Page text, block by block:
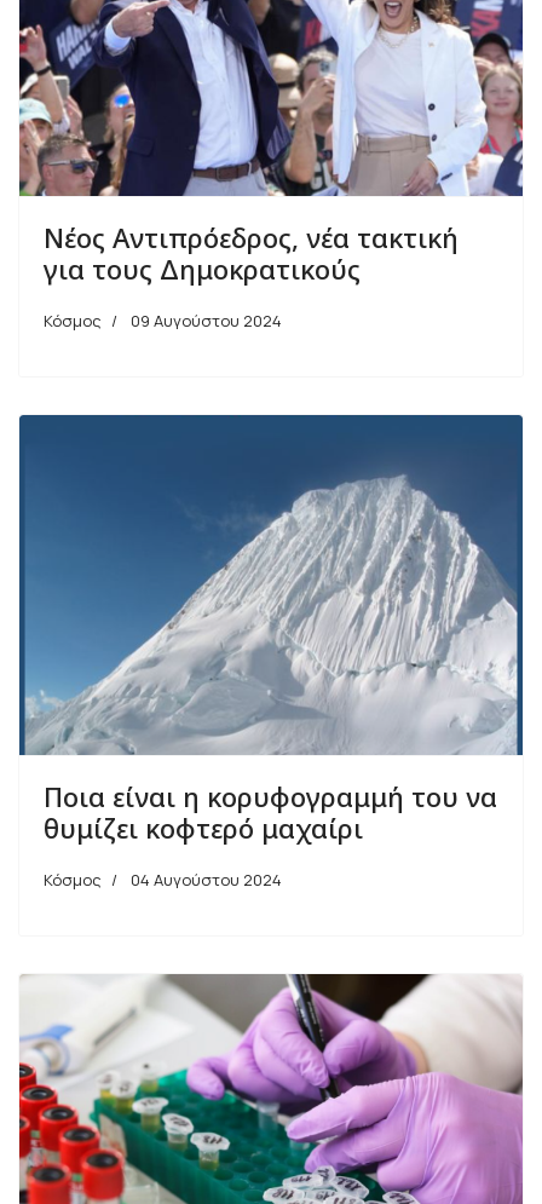
Nέος Αντιπρόεδρος, νέα τακτική
για τους Δημοκρατικούς
Κόσμος 09 Αυγούστου 2024
Ποια είναι η κορυφογραμμή του να
θυμίζει κοφτερό μαχαίρι
Κόσμος 04 Αυγούστου 2024